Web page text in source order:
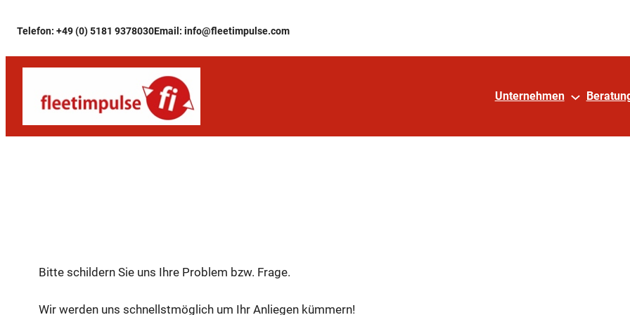
Inhalt
springen
Telefon: +49 (0) 5181 9378030Email: info@fleetimpulse.com
Unternehmen
Bitte schildern Sie uns Ihre Problem bzw. Frage.
Wir werden uns schnellstmöglich um Ihr Anliegen kümmern!